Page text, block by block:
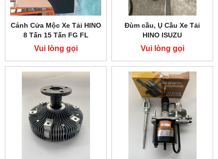
Cánh Cửa Mộc Xe Tải HINO
8 Tấn 15 Tấn FG FL
Vui lòng gọi
Đùm cầu, Ụ Cầu Xe Tải
HINO ISUZU
Vui lòng gọi